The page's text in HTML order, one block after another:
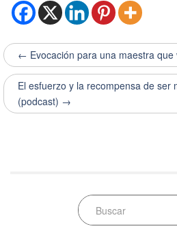
← Evocación para una maestra que
El esfuerzo y la recompensa de ser
(podcast) →